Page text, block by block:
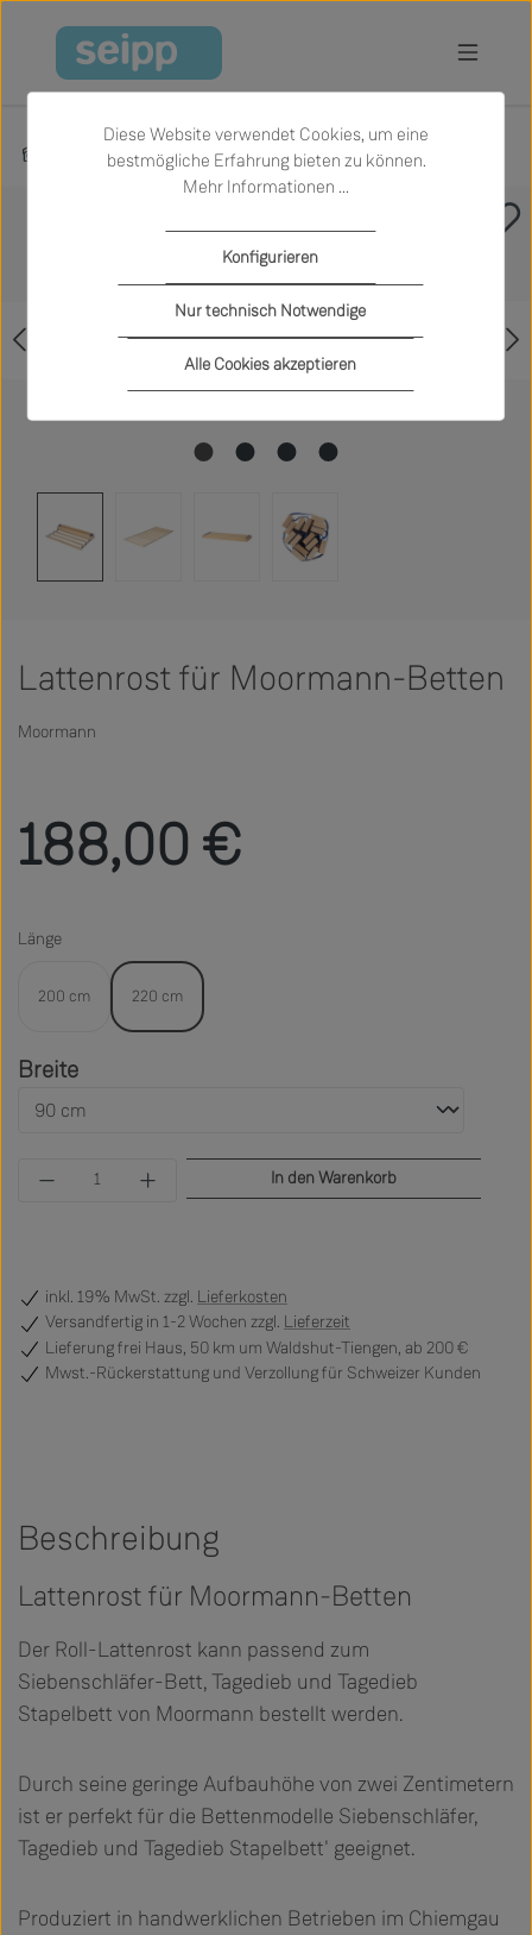
Zum Hauptinhalt springen
Produkte Schlafen Betten
Lattenrost für Moormann-Betten
Moormann
188,00 €
Länge
200 cm 220 cm
Breiteauswählen
Produkt Anzahl: Gib den gewünschten Wert
In den Warenkorb
inkl. 19% MwSt. zzgl. Lieferkosten
Versandfertig in 1-2 Wochen zzgl. Lieferzeit
Lieferung frei Haus, 50 km um Waldshut-Tiengen, ab 200 €
Mwst.-Rückerstattung und Verzollung für Schweizer Kunden
Beschreibung
Lattenrost für Moormann-Betten
Der Roll-Lattenrost kann passend zum
Siebenschläfer-Bett, Tagedieb und Tagedieb
Stapelbett von Moormann bestellt werden.
Durch seine geringe Aufbauhöhe von zwei Zentimetern
ist er perfekt für die Bettenmodelle Siebenschläfer,
Tagedieb und Tagedieb Stapelbett' geeignet.
Produziert in handwerklichen Betrieben im Chiemgau
Diese Website verwendet Cookies, um eine
bestmögliche Erfahrung bieten zu können.
Mehr Informationen ...
Nur technisch Notwendige
Konfigurieren
Alle Cookies akzeptieren